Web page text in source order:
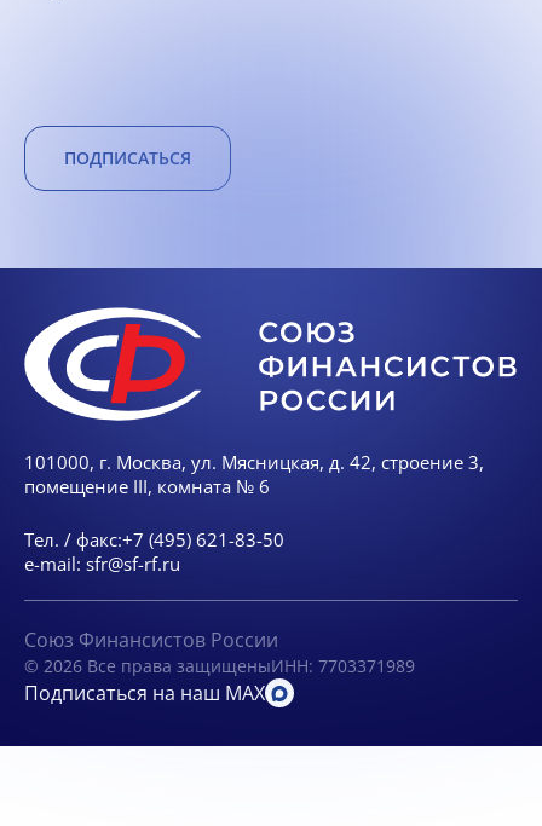
ПОДПИСАТЬСЯ
101000, г. Москва, ул. Мясницкая, д. 42, строение 3,
помещение III, комната № 6
Тел. / факс:+7 (495) 621-83-50
e-mail: sfr@sf-rf.ru
Союз Финансистов России
© 2026 Все права защищеныИНН: 7703371989
Подписаться на наш MAX